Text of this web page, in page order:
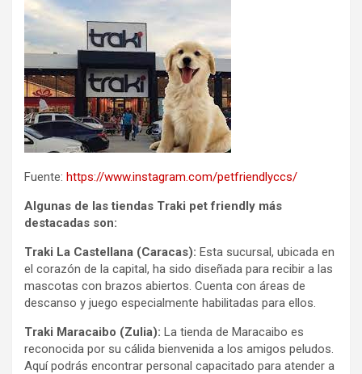
Fuente: https://www.instagram.com/petfriendlyccs/
Algunas de las tiendas Traki pet friendly más
destacadas son:
Traki La Castellana (Caracas): Esta sucursal, ubicada en
el corazón de la capital, ha sido diseñada para recibir a las
mascotas con brazos abiertos. Cuenta con áreas de
descanso y juego especialmente habilitadas para ellos.
Traki Maracaibo (Zulia): La tienda de Maracaibo es
reconocida por su cálida bienvenida a los amigos peludos.
Aquí podrás encontrar personal capacitado para atender a